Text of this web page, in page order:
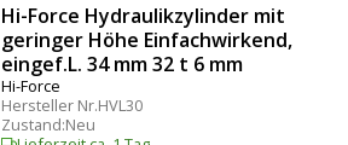
Hi-Force Hydraulikzylinder mit
geringer Höhe Einfachwirkend,
eingef.L. 34 mm 32 t 6 mm
Hi-Force
Hersteller Nr.HVL30
Zustand:Neu